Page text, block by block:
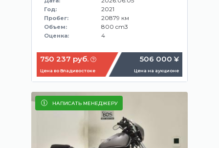
Год: 2021
Пробег: 20879 км
Объем: 800 cm3
Оценка: 4
750 237 руб.
Цена во Владивостоке
506 000 ¥
Цена на аукционе
НАПИСАТЬ МЕНЕДЖЕРУ